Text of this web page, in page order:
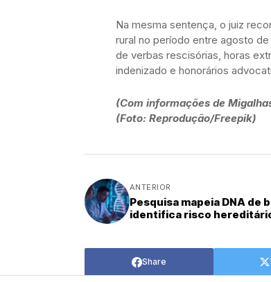
Na mesma sentença, o juiz
rural no período entre agosto
de verbas rescisórias, horas
indenizado e honorários
(Com informações de
(Foto: Reprodução/Freepik)
ANTERIOR
Pesquisa mapeia DNA de
identifica risco
Share